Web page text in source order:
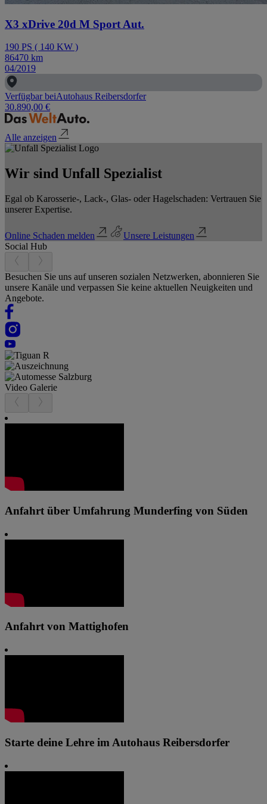
X3 xDrive 20d M Sport Aut.
190 PS ( 140 KW )
86470 km
04/2019
Verfügbar beiAutohaus Reibersdorfer
30.890,00 €
Alle anzeigen
Wir sind Unfall Spezialist
Egal ob Karosserie-, Lack-, Glas- oder Hagelschaden: Vertrauen Sie
unserer Expertise.
Online Schaden melden
Unsere Leistungen
Social Hub
Besuchen Sie uns auf unseren sozialen Netzwerken, abonnieren Sie
unsere Kanäle und verpassen Sie keine aktuellen Neuigkeiten und
Angebote.
Video Galerie
Anfahrt über Umfahrung Munderfing von Süden
Anfahrt von Mattighofen
Starte deine Lehre im Autohaus Reibersdorfer